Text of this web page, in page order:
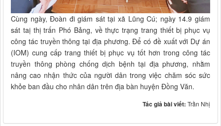
Cùng ngày, Đoàn đi giám sát tại xã Lũng Cú; ngày 14.9 giám
sát taị thị trấn Phó Bảng, về thực trạng trang thiết bị phục vụ
công tác truyền thông tại địa phương. Để có đề xuất với Dự án
(IOM) cung cấp trang thiết bị phục vụ tốt hơn trong công tác
truyền thông phòng chống dịch bệnh tại địa phương, nhằm
nâng cao nhận thức của người dân trong việc chăm sóc sức
khỏe ban đầu cho nhân dân trên địa bàn huyện Đồng Văn.
Tác giả bài viết: Trần Nhị